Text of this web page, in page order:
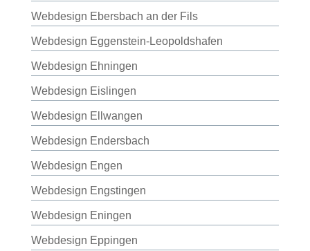
Webdesign Ebersbach an der Fils
Webdesign Eggenstein-Leopoldshafen
Webdesign Ehningen
Webdesign Eislingen
Webdesign Ellwangen
Webdesign Endersbach
Webdesign Engen
Webdesign Engstingen
Webdesign Eningen
Webdesign Eppingen